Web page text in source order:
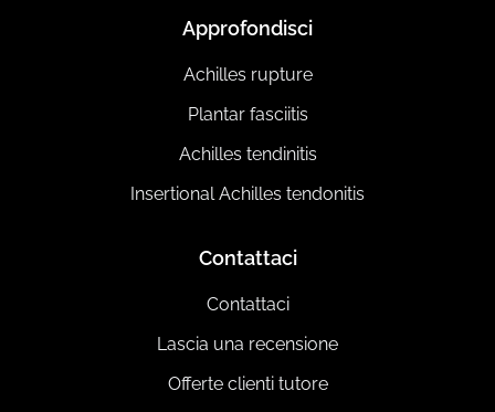
Approfondisci
Achilles rupture
Plantar fasciitis
Achilles tendinitis
Insertional Achilles tendonitis
Contattaci
Contattaci
Lascia una recensione
Offerte clienti tutore